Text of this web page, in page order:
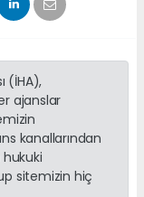
(İHA),
ajanslar
kanallarından
sitemizin hiç